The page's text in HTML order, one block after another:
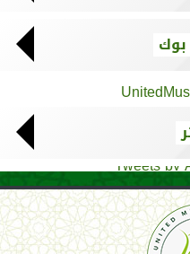
Tweets by